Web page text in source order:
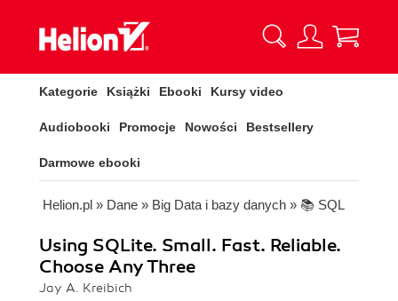
Kategorie Książki Ebooki Kursy video
Audiobooki Promocje Nowości Bestsellery
Darmowe ebooki
Helion.pl » Dane » Big Data i bazy danych » 📚 SQL
Using SQLite. Small. Fast. Reliable.
Choose Any Three
Jay A. Kreibich